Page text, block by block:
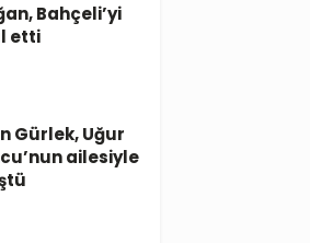
Bahçeli’yi
etti
Gürlek, Uğur
ailesiyle